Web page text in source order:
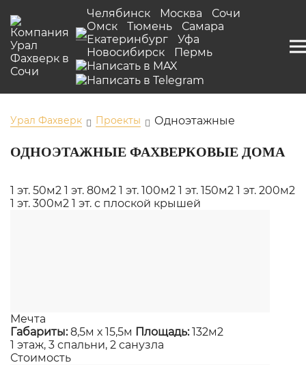
Челябинск Москва
Сочи
Омск
Тюмень
Самара
Екатеринбург
Уфа
Новосибирск
Пермь
Урал Фахверк Проекты Одноэтажные
ОДНОЭТАЖНЫЕ ФАХВЕРКОВЫЕ ДОМА
1 эт. 50м2 1 эт. 80м2 1 эт. 100м2 1 эт. 150м2 1 эт. 200м2
1 эт. 300м2 1 эт. с плоской крышей
Мечта
Габариты:8,5м х 15,5м Площадь:132м2
1 этаж, 3 спальни, 2 санузла
Стоимость